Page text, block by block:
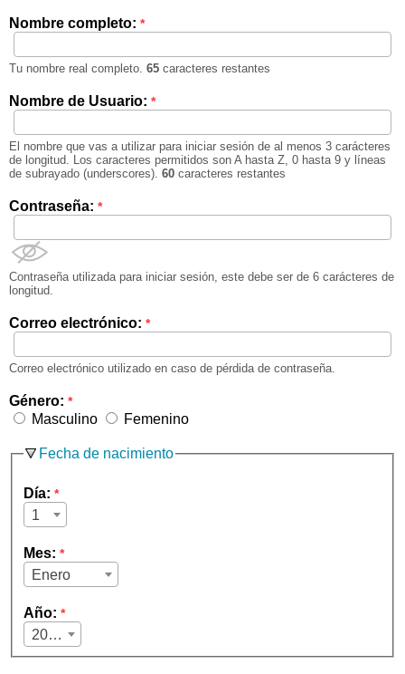
Nombre completo: *
Tu nombre real completo. 65 caracteres restantes
Nombre de Usuario: *
El nombre que vas a utilizar para iniciar sesión de al menos 3 carácteres
de longitud. Los caracteres permitidos son A hasta Z, 0 hasta 9 y líneas
de subrayado (underscores). 60 caracteres restantes
Contraseña: *
Contraseña utilizada para iniciar sesión, este debe ser de 6 carácteres de
longitud.
Correo electrónico: *
Correo electrónico utilizado en caso de pérdida de contraseña.
Género: *
Masculino Femenino
Fecha de nacimiento
Día: *
1
Mes: *
Enero
Año: *
2026